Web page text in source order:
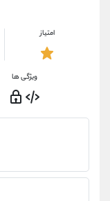
امتیاز
ویژگی ها